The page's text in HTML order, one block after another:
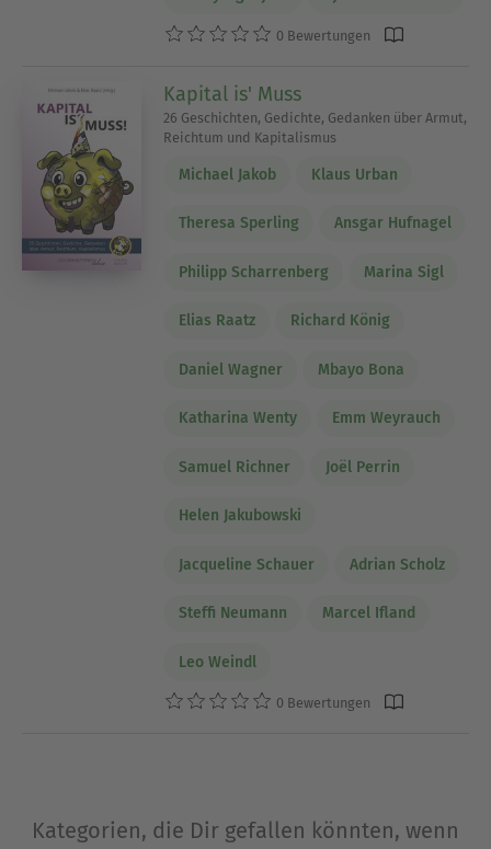
0 Bewertungen
Kapital is' Muss
26 Geschichten, Gedichte, Gedanken über Armut,
Reichtum und Kapitalismus
Michael Jakob Klaus Urban
Theresa Sperling Ansgar Hufnagel
Philipp Scharrenberg Marina Sigl
Elias Raatz Richard König
Daniel Wagner Mbayo Bona
Katharina Wenty Emm Weyrauch
Samuel Richner Joël Perrin
Helen Jakubowski
Jacqueline Schauer Adrian Scholz
Steffi Neumann Marcel Ifland
Leo Weindl
0 Bewertungen
Kategorien, die Dir gefallen könnten, wenn